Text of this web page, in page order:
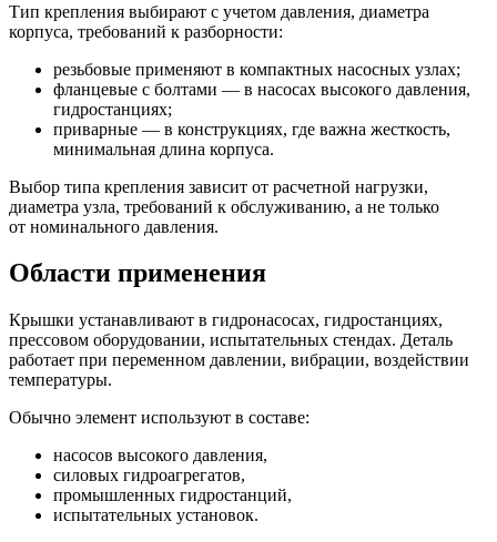
Тип крепления выбирают с учетом давления, диаметра
корпуса, требований к разборности:
резьбовые применяют в компактных насосных узлах;
фланцевые с болтами — в насосах высокого давления,
гидростанциях;
приварные — в конструкциях, где важна жесткость,
минимальная длина корпуса.
Выбор типа крепления зависит от расчетной нагрузки,
диаметра узла, требований к обслуживанию, а не только
от номинального давления.
Области применения
Крышки устанавливают в гидронасосах, гидростанциях,
прессовом оборудовании, испытательных стендах. Деталь
работает при переменном давлении, вибрации, воздействии
температуры.
Обычно элемент используют в составе:
насосов высокого давления,
силовых гидроагрегатов,
промышленных гидростанций,
испытательных установок.